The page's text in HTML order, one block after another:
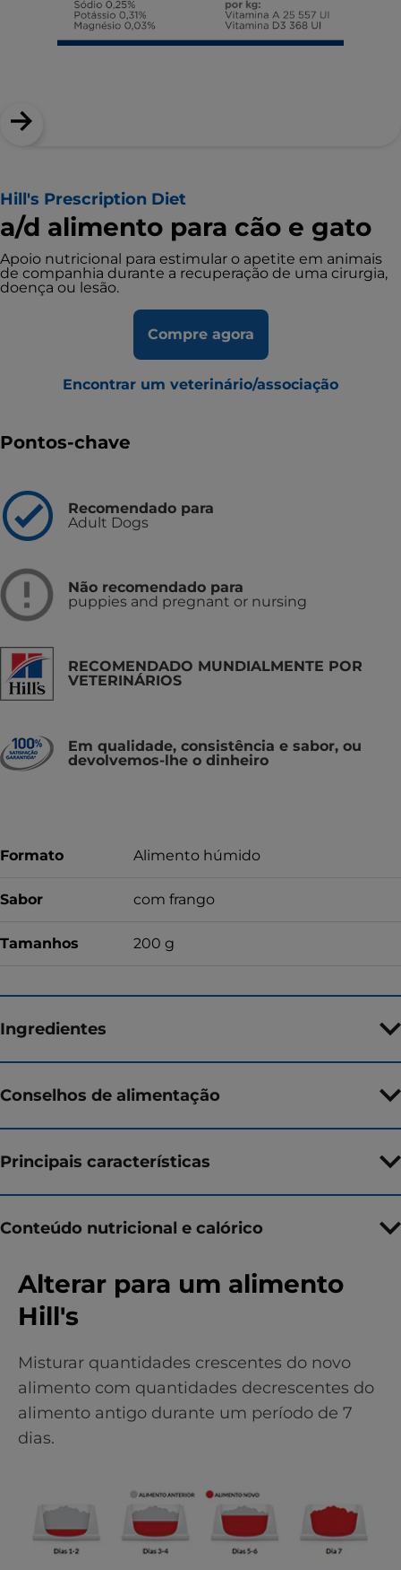
Hill's Prescription Diet
a/d alimento para cão e gato
Apoio nutricional para estimular o apetite em animais
de companhia durante a recuperação de uma cirurgia,
doença ou lesão.
Compre agora
Encontrar um veterinário/associação
Pontos-chave
Recomendado para
Adult Dogs
Não recomendado para
puppies and pregnant or nursing
RECOMENDADO MUNDIALMENTE POR
VETERINÁRIOS
Em qualidade, consistência e sabor, ou
devolvemos-lhe o dinheiro
Formato Alimento húmido
Sabor com frango
Tamanhos 200 g
Ingredientes
Conselhos de alimentação
Principais características
Conteúdo nutricional e calórico
Alterar para um alimento
Hill's
Misturar quantidades crescentes do novo
alimento com quantidades decrescentes do
alimento antigo durante um período de 7
dias.